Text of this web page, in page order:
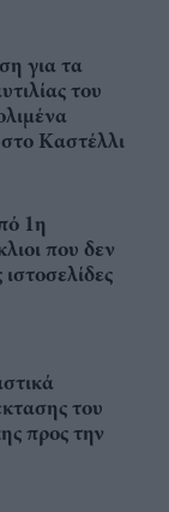
για τα
του
Καστέλλι
1η
που δεν
του
προς την